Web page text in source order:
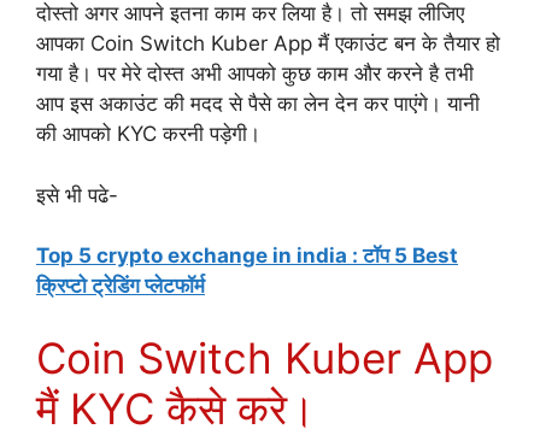
दोस्तो अगर आपने इतना काम कर लिया है। तो समझ लीजिए
आपका Coin Switch Kuber App मैं एकाउंट बन के तैयार हो
गया है। पर मेरे दोस्त अभी आपको कुछ काम और करने है तभी
आप इस अकाउंट की मदद से पैसे का लेन देन कर पाएंगे। यानी
की आपको KYC करनी पड़ेगी।
इसे भी पढे-
Top 5 crypto exchange in india : टॉप 5 Best
क्रिप्टो ट्रेडिंग प्लेटफॉर्म
Coin Switch Kuber App
मैं KYC कैसे करे।